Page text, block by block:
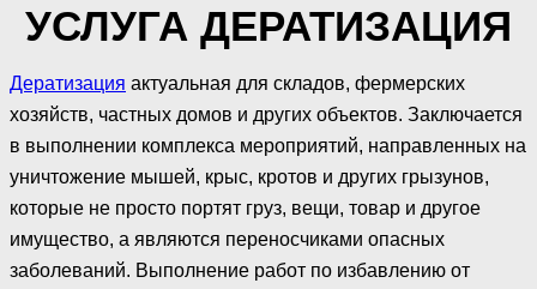
УСЛУГА ДЕРАТИЗАЦИЯ
Дератизация актуальная для складов, фермерских
хозяйств, частных домов и других объектов. Заключается
в выполнении комплекса мероприятий, направленных на
уничтожение мышей, крыс, кротов и других грызунов,
которые не просто портят груз, вещи, товар и другое
имущество, а являются переносчиками опасных
заболеваний. Выполнение работ по избавлению от